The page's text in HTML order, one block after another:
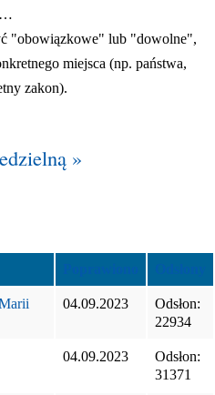
"obowiązkowe" lub "dowolne",
miejsca (np. państwa,
zakon).
»
04.09.2023
Odsłon:
22934
04.09.2023
Odsłon:
31371